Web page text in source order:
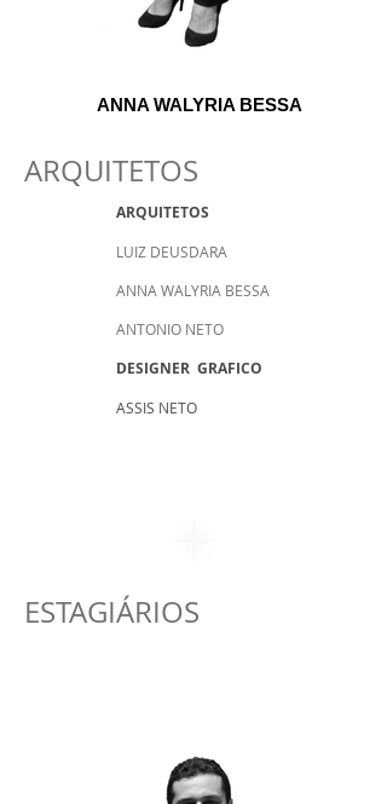
ANNA WALYRIA BESSA
ARQUITETOS
ARQUITETOS
LUIZ DEUSDARA
ANNA WALYRIA BESSA
ANTONIO NETO
DESIGNER GRAFICO
ASSIS NETO
ESTAGIÁRIOS